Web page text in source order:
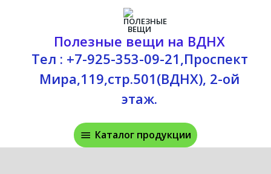
Полезные вещи на ВДНХ
Тел : +7-925-353-09-21,Проспект
Мира,119,стр.501(ВДНХ), 2-ой
этаж.
Каталог
продукции
Каталог продукции